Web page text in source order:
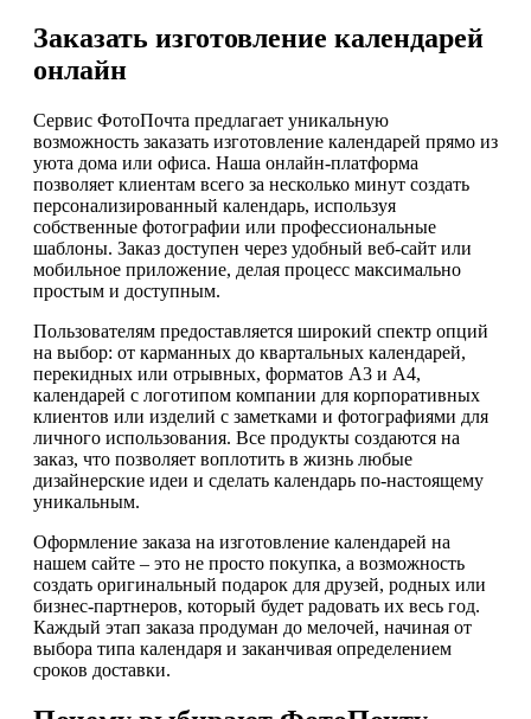
Заказать изготовление календарей
онлайн
Сервис ФотоПочта предлагает уникальную
возможность заказать изготовление календарей прямо из
уюта дома или офиса. Наша онлайн-платформа
позволяет клиентам всего за несколько минут создать
персонализированный календарь, используя
собственные фотографии или профессиональные
шаблоны. Заказ доступен через удобный веб-сайт или
мобильное приложение, делая процесс максимально
простым и доступным.
Пользователям предоставляется широкий спектр опций
на выбор: от карманных до квартальных календарей,
перекидных или отрывных, форматов А3 и А4,
календарей с логотипом компании для корпоративных
клиентов или изделий с заметками и фотографиями для
личного использования. Все продукты создаются на
заказ, что позволяет воплотить в жизнь любые
дизайнерские идеи и сделать календарь по-настоящему
уникальным.
Оформление заказа на изготовление календарей на
нашем сайте – это не просто покупка, а возможность
создать оригинальный подарок для друзей, родных или
бизнес-партнеров, который будет радовать их весь год.
Каждый этап заказа продуман до мелочей, начиная от
выбора типа календаря и заканчивая определением
сроков доставки.